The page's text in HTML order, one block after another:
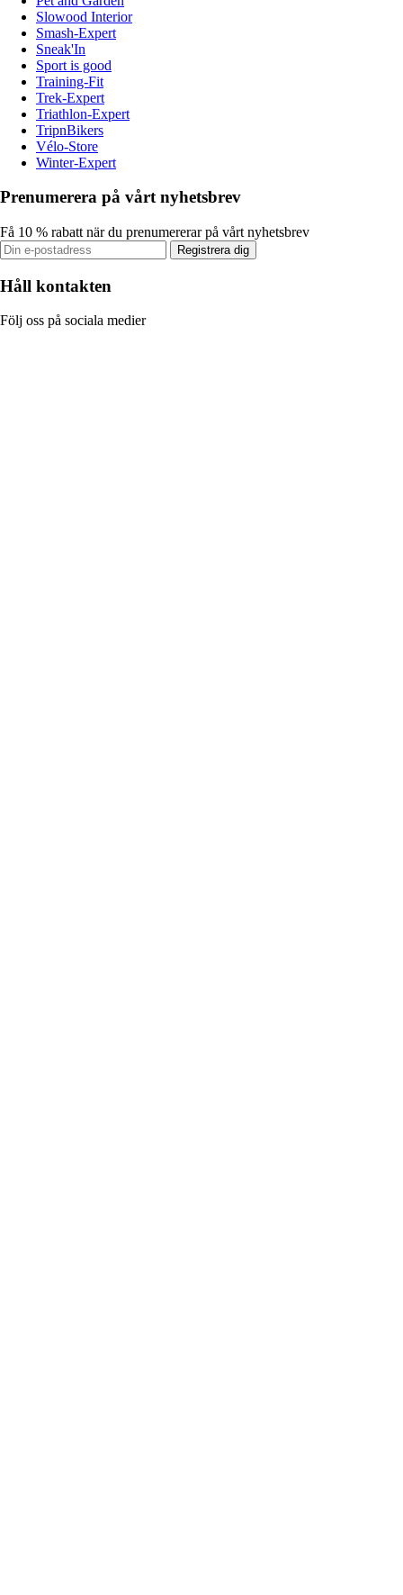
Slowood Interior
Smash-Expert
Sneak'In
Sport is good
Training-Fit
Trek-Expert
Triathlon-Expert
TripnBikers
Vélo-Store
Winter-Expert
Prenumerera på vårt nyhetsbrev
Få 10 % rabatt när du prenumererar på vårt nyhetsbrev
Registrera dig
Håll kontakten
Följ oss på sociala medier